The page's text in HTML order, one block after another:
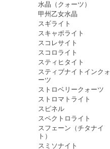
水晶（クォーツ）
甲州乙女水晶
スギライト
スキャポライト
スコレサイト
スコロライト
スティヒタイト
スティブナイトインクォ
ーツ
ストロベリークォーツ
ストロマトライト
スピネル
スペクトロライト
スフェーン（チタナイ
ト）
スミソナイト